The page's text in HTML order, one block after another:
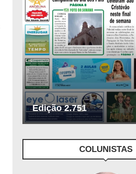
Edição 2.751
COLUNISTAS